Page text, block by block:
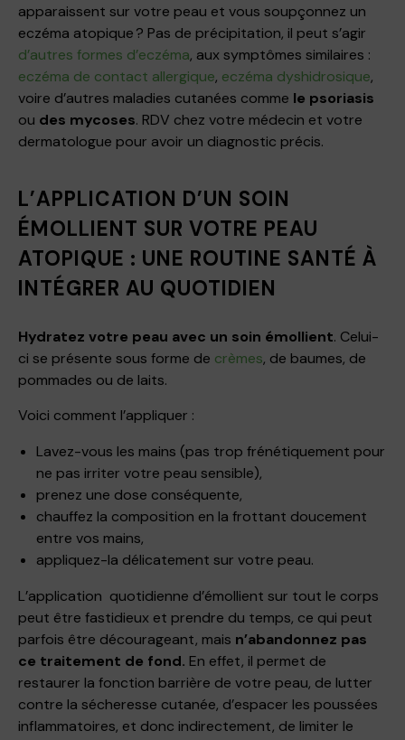
apparaissent sur votre peau et vous soupçonnez un
eczéma atopique ? Pas de précipitation, il peut s’agir
d’autres formes d’eczéma, aux symptômes similaires :
eczéma de contact allergique, eczéma dyshidrosique,
voire d’autres maladies cutanées comme le psoriasis
ou des mycoses. RDV chez votre médecin et votre
dermatologue pour avoir un diagnostic précis.
L’APPLICATION D’UN SOIN
ÉMOLLIENT SUR VOTRE PEAU
ATOPIQUE : UNE ROUTINE SANTÉ À
INTÉGRER AU QUOTIDIEN
Hydratez votre peau avec un soin émollient. Celui-
ci se présente sous forme de crèmes, de baumes, de
pommades ou de laits.
Voici comment l’appliquer :
Lavez-vous les mains (pas trop frénétiquement pour
ne pas irriter votre peau sensible),
prenez une dose conséquente,
chauffez la composition en la frottant doucement
entre vos mains,
appliquez-la délicatement sur votre peau.
L’application quotidienne d’émollient sur tout le corps
peut être fastidieux et prendre du temps, ce qui peut
parfois être décourageant, mais n’abandonnez pas
ce traitement de fond. En effet, il permet de
restaurer la fonction barrière de votre peau, de lutter
contre la sécheresse cutanée, d’espacer les poussées
inflammatoires, et donc indirectement, de limiter le